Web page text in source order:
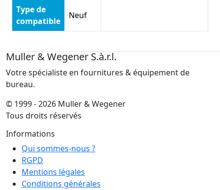
Type de
compatible
Neuf
Muller & Wegener S.à.r.l.
Votre spécialiste en fournitures & équipement de
bureau.
© 1999 - 2026 Muller & Wegener
Tous droits réservés
Informations
Qui sommes-nous ?
RGPD
Mentions légales
Conditions générales